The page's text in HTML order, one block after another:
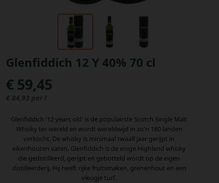
Glenfiddich 12 Y 40% 70 cl
€ 59,45
€ 84,93 per l
Glenfiddich '12 years old' is de populairste Scotch Single Malt
Whisky ter wereld en wordt wereldwijd in zo'n 180 landen
verkocht. De whisky is minimaal twaalf jaar gerijpt in
eikenhouten vaten. Glenfiddich is de enige Highland whisky
die gedistilleerd, gerijpt en gebotteld wordt op de eigen
distilleerderij. Hij heeft rijke fruitsmaken, grenenhout en een
vleugje turf.